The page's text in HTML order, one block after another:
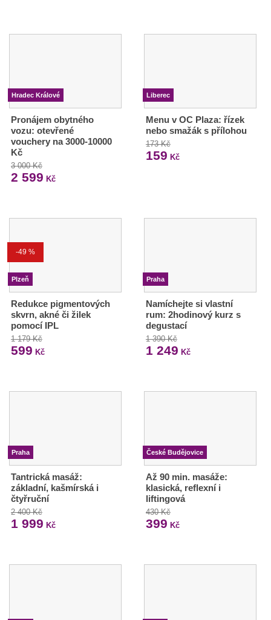
Hradec Králové
Pronájem obytného
vozu: otevřené
vouchery na 3000-10000
Kč
3 000 Kč
2 599 Kč
Liberec
Menu v OC Plaza: řízek
nebo smažák s přílohou
173 Kč
159 Kč
-49 %
Plzeň
Redukce pigmentových
skvrn, akné či žilek
pomocí IPL
1 179 Kč
599 Kč
Praha
Namíchejte si vlastní
rum: 2hodinový kurz s
degustací
1 390 Kč
1 249 Kč
Praha
Tantrická masáž:
základní, kašmírská i
čtyřruční
2 400 Kč
1 999 Kč
České Budějovice
Až 90 min. masáže:
klasická, reflexní i
liftingová
430 Kč
399 Kč